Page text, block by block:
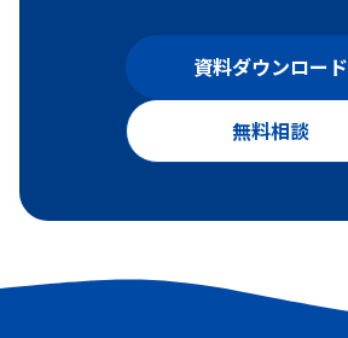
資料ダウンロード
無料相談